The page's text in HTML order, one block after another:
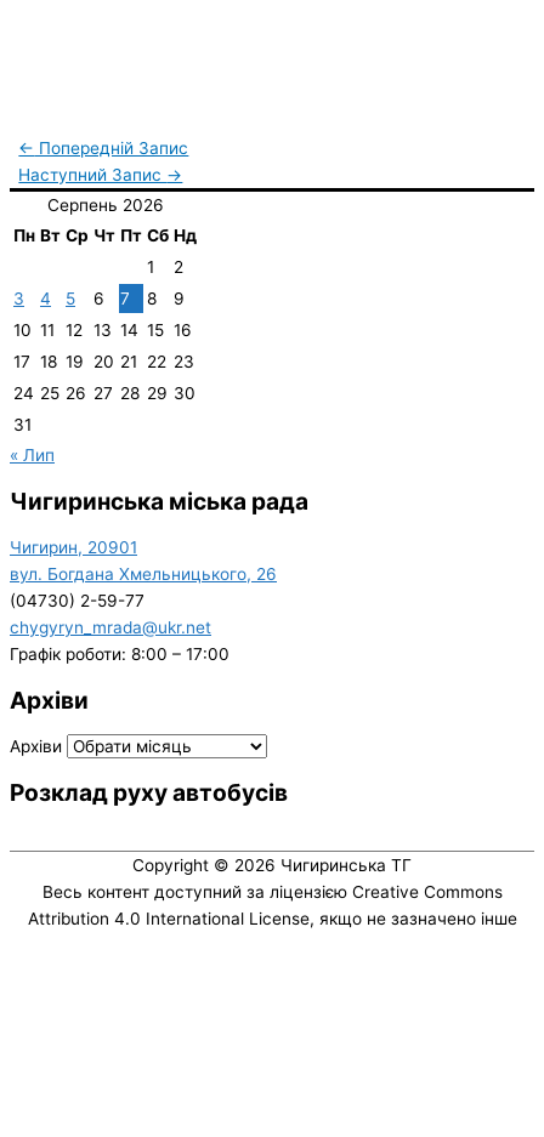
← Попередній Запис
Наступний Запис →
Серпень 2026
Пн Вт Ср Чт Пт Сб Нд
1
2
3
4 5 6 7 8
9
10 11 12 13 14 15 16
17 18 19 20 21 22 23
24 25 26 27 28 29 30
31
« Лип
Чигиринська міська рада
Чигирин, 20901
вул. Богдана Хмельницького, 26
(04730) 2-59-77
chygyryn_mrada@ukr.net
Графік роботи: 8:00 – 17:00
Архіви
Архіви
Розклад руху автобусів
Copyright © 2026 Чигиринська ТГ
Весь контент доступний за ліцензією Creative Commons
Attribution 4.0 International License, якщо не зазначено інше